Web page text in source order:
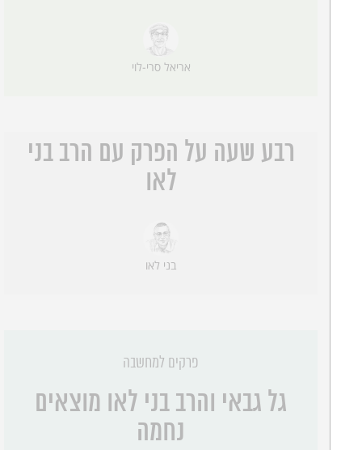
אריאל סרי-לוי
רבע שעה על הפרק עם הרב בני
לאו
בני לאו
פרקים למחשבה
גל גבאי והרב בני לאו מוצאים
נחמה